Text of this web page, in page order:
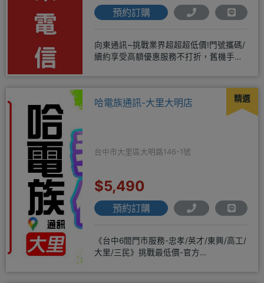
預約訂購
向東通訊~挑戰業界超超超低價!門號攜碼/
續約享受高額優惠服務不打折，舊機手機
精選
哈電族通訊-大里大明店
台中市大里區大明路146-1號
$5,490
預約訂購
《台中6間門市服務-忠孝/英才/東興/高工/
大里/三民》挑戰最低價-官方